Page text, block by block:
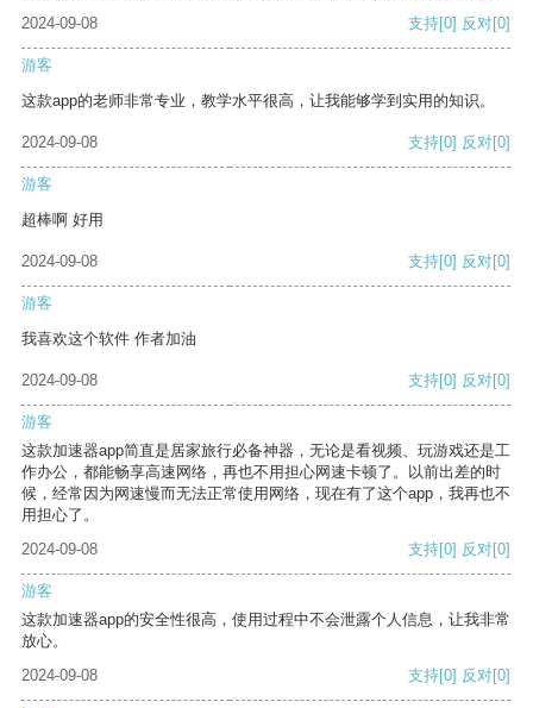
2024-09-08
支持[0] 反对[0]
游客
这款app的老师非常专业，教学水平很高，让我能够学到实用的知识。
2024-09-08 支持[0] 反对[0]
游客
超棒啊 好用
2024-09-08 支持[0] 反对[0]
游客
我喜欢这个软件 作者加油
2024-09-08 支持[0] 反对[0]
游客
这款加速器app简直是居家旅行必备神器，无论是看视频、玩游戏还是工
作办公，都能畅享高速网络，再也不用担心网速卡顿了。以前出差的时
候，经常因为网速慢而无法正常使用网络，现在有了这个app，我再也不
用担心了。
2024-09-08
支持[0] 反对[0]
游客
这款加速器app的安全性很高，使用过程中不会泄露个人信息，让我非常
放心。
2024-09-08
支持[0] 反对[0]